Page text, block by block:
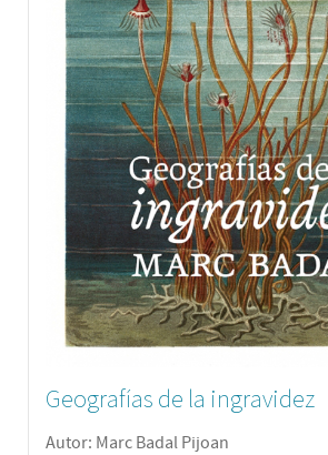
Geografías de la ingravidez
Autor: Marc Badal Pijoan